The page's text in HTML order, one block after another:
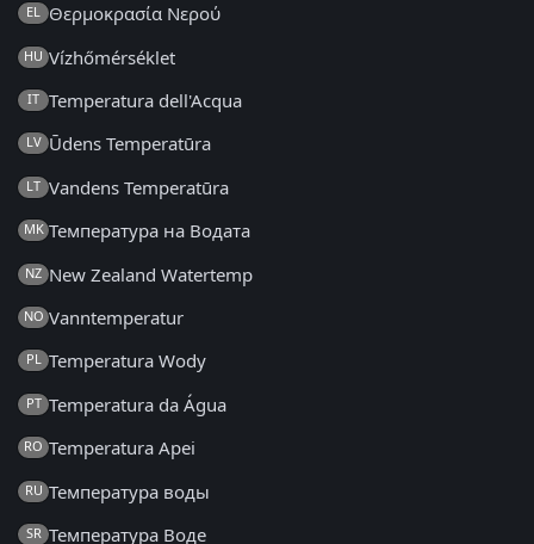
EL Θερμοκρασία Νερού
HU Vízhőmérséklet
IT Temperatura dell'Acqua
LV Ūdens Temperatūra
LT Vandens Temperatūra
MK Температура на Водата
NZ New Zealand Watertemp
NO Vanntemperatur
PL Temperatura Wody
PT Temperatura da Água
RO Temperatura Apei
RU Температура воды
SR Температура Воде